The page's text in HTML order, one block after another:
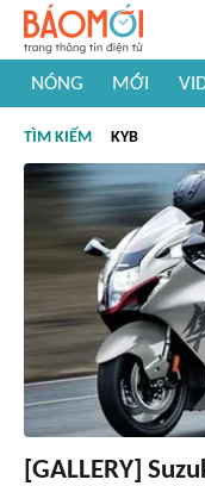
NÓNG MỚI
#Khám phá thế giới
TÌM KIẾM KYB
[GALLERY]